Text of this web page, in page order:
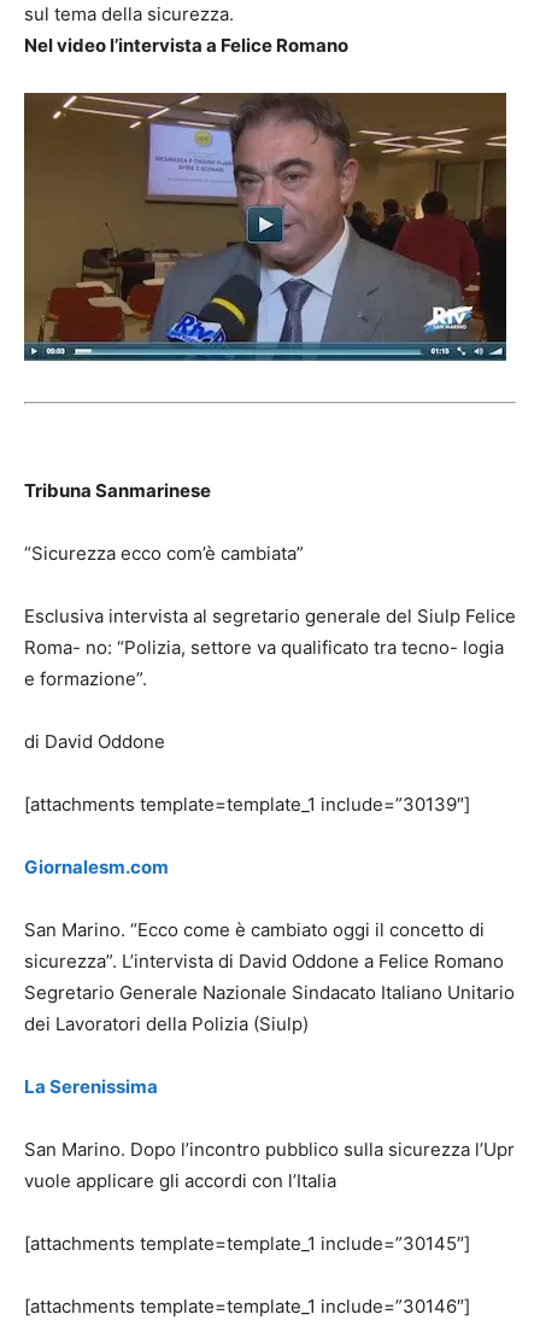
sul tema della sicurezza.
Nel video l’intervista a Felice Romano
Tribuna Sanmarinese
“Sicurezza ecco com’è cambiata”
Esclusiva intervista al segretario generale del Siulp Felice
Roma- no: “Polizia, settore va qualificato tra tecno- logia
e formazione”.
di David Oddone
[attachments template=template_1 include=”30139″]
Giornalesm.com
San Marino. “Ecco come è cambiato oggi il concetto di
sicurezza”. L’intervista di David Oddone a Felice Romano
Segretario Generale Nazionale Sindacato Italiano Unitario
dei Lavoratori della Polizia (Siulp)
La Serenissima
San Marino. Dopo l’incontro pubblico sulla sicurezza l’Upr
vuole applicare gli accordi con l’Italia
[attachments template=template_1 include=”30145″]
[attachments template=template_1 include=”30146″]